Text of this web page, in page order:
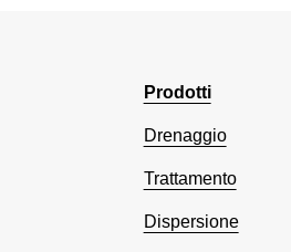
Prodotti
Drenaggio
Trattamento
Dispersione